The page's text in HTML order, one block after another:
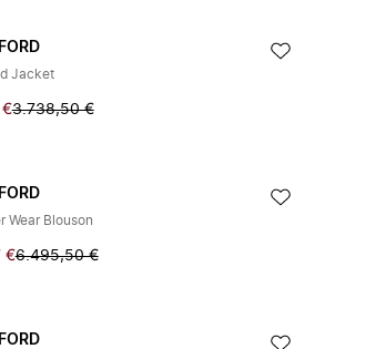
Jacket
€3.738,50 €
Wear Blouson
€6.495,50 €